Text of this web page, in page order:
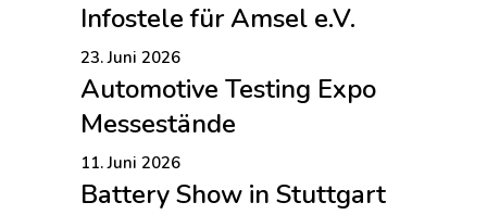
Infostele für Amsel e.V.
23. Juni 2026
Automotive Testing Expo
Messestände
11. Juni 2026
Battery Show in Stuttgart